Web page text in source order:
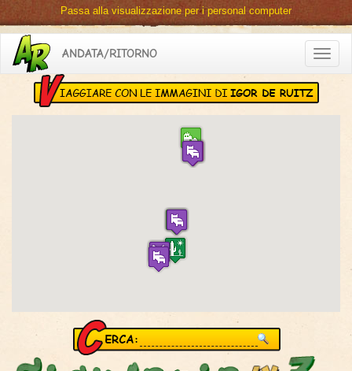
Passa alla visualizzazione per i personal computer
ANDATA/RITORNO